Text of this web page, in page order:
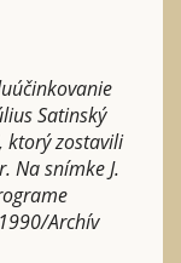
Satinský
ktorý zostavili
Na snímke J.
Archív